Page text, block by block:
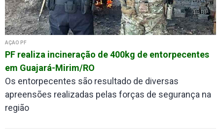
AÇÃO PF
PF realiza incineração de 400kg de entorpecentes
em Guajará-Mirim/RO
Os entorpecentes são resultado de diversas
apreensões realizadas pelas forças de segurança na
região